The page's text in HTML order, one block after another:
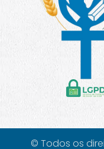
© Todos os